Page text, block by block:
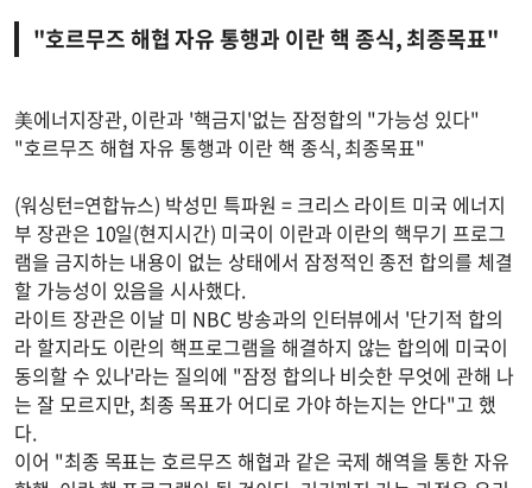
"호르무즈 해협 자유 통행과 이란 핵 종식, 최종목표"
美에너지장관, 이란과 '핵금지'없는 잠정합의 "가능성 있다"
"호르무즈 해협 자유 통행과 이란 핵 종식, 최종목표"
(워싱턴=연합뉴스) 박성민 특파원 = 크리스 라이트 미국 에너지
부 장관은 10일(현지시간) 미국이 이란과 이란의 핵무기 프로그
램을 금지하는 내용이 없는 상태에서 잠정적인 종전 합의를 체결
할 가능성이 있음을 시사했다.
라이트 장관은 이날 미 NBC 방송과의 인터뷰에서 '단기적 합의
라 할지라도 이란의 핵프로그램을 해결하지 않는 합의에 미국이
동의할 수 있나'라는 질의에 "잠정 합의나 비슷한 무엇에 관해 나
는 잘 모르지만, 최종 목표가 어디로 가야 하는지는 안다"고 했
다.
이어 "최종 목표는 호르무즈 해협과 같은 국제 해역을 통한 자유